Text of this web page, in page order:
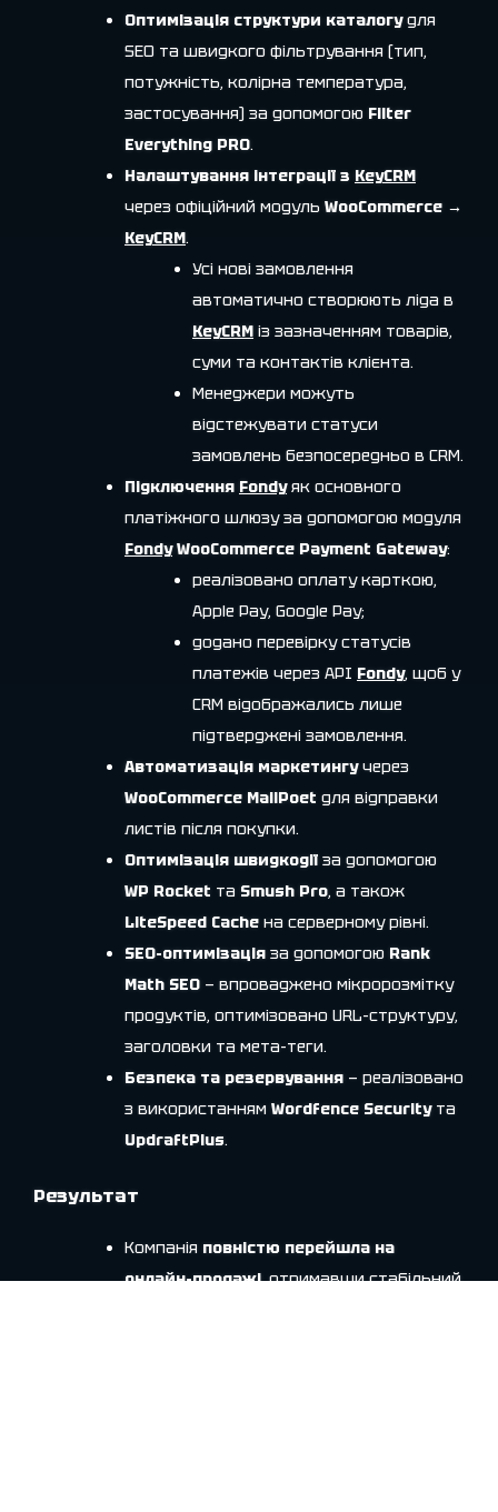
Оптимізація структури каталогудля
SEO та швидкого фільтрування (тип,
потужність, колірна температура,
застосування) за допомогою Filter
Everything PRO.
Налаштування інтеграції з KeyCRM
через офіційний модуль WooCommerce →
KeyCRM.
Усі нові замовлення
автоматично створюють ліда в
KeyCRM із зазначенням товарів,
суми та контактів клієнта.
Менеджери можуть
відстежувати статуси
замовлень безпосередньо в CRM.
Підключення Fondyяк основного
платіжного шлюзу за допомогою модуля
FondyWooCommerce Payment Gateway:
реалізовано оплату карткою,
Apple Pay, Google Pay;
додано перевірку статусів
платежів через API Fondy, щоб у
CRM відображались лише
підтверджені замовлення.
Автоматизація маркетингучерез
WooCommerce MailPoet для відправки
листів після покупки.
Оптимізація швидкодії за допомогою
WP Rocket та Smush Pro, а також
LiteSpeed Cache на серверному рівні.
SEO-оптимізація за допомогою Rank
Math SEO — впроваджено мікророзмітку
продуктів, оптимізовано URL-структуру,
заголовки та мета-теги.
Безпека та резервування — реалізовано
з використанням Wordfence Securityта
UpdraftPlus.
Результат
Компанія повністю перейшла на
онлайн-продажі, отримавши стабільний